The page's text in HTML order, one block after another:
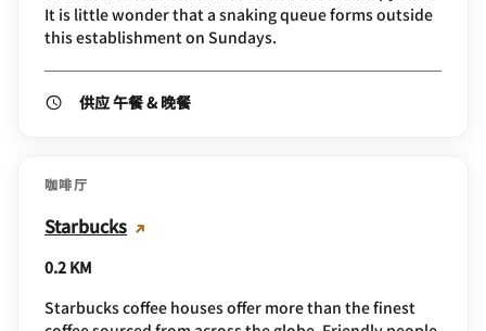
It is little wonder that a snaking queue forms outside
this establishment on Sundays.
供应 午餐 & 晚餐
咖啡厅
Starbucks
0.2 KM
Starbucks coffee houses offer more than the finest